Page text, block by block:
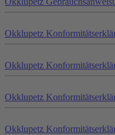
Okklupetz
Okklupetz
Okklupetz
Okklupetz